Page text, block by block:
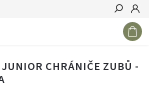
Hledat
CHRÁNIČE ZUBŮ -